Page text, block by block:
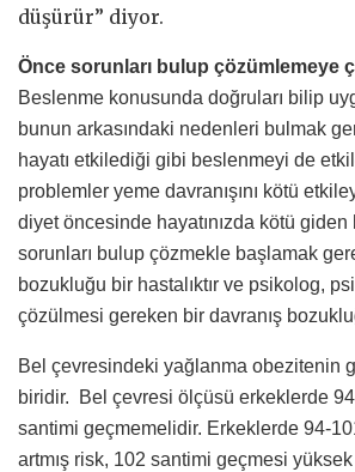
düşürür” diyor.
Önce sorunları bulup çözümlemeye
Beslenme konusunda doğruları bilip
bunun arkasındaki nedenleri bulmak
hayatı etkilediği gibi beslenmeyi de
problemler yeme davranışını kötü
diyet öncesinde hayatınızda kötü
sorunları bulup çözmekle başlamak
bozukluğu bir hastalıktır ve psikolog,
çözülmesi gereken bir davranış
Bel çevresindeki yağlanma obezitenin
biridir. Bel çevresi ölçüsü erkeklerde
santimi geçmemelidir. Erkeklerde 94-
artmış risk, 102 santimi geçmesi